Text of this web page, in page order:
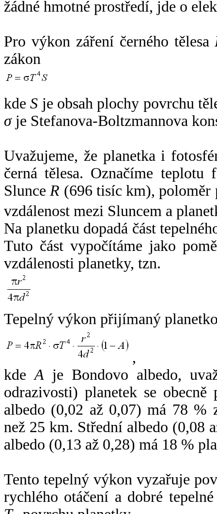
žádné hmotné prostředí, jde o
Pro výkon záření černého tělesa
zákon
kdeS je obsah plochy povrchu
σje Stefanova-Boltzmannova
Uvažujeme, že planetka i
černá tělesa. Označíme
SlunceR (696 tisíc km),
vzdálenost mezi Sluncem a
Na planetku dopadá část
Tuto část vypočítáme jako
vzdálenosti planetky, tzn.
Tepelný výkon přijímaný
,
kdeA je Bondovo albedo,
odrazivosti) planetek se
albedo (0,02 až 0,07) má 78 %
než 25 km. Střední albedo (0,08
albedo (0,13 až 0,28) má 18 %
Tento tepelný výkon vyzařuje
rychlého otáčení a dobré